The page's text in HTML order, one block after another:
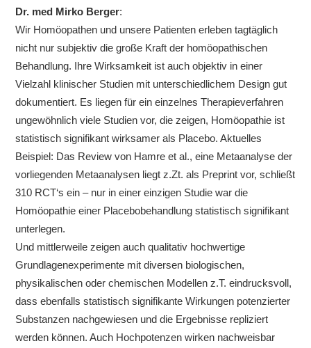
Dr. med Mirko Berger:
Wir Homöopathen und unsere Patienten erleben tagtäglich
nicht nur subjektiv die große Kraft der homöopathischen
Behandlung. Ihre Wirksamkeit ist auch objektiv in einer
Vielzahl klinischer Studien mit unterschiedlichem Design gut
dokumentiert. Es liegen für ein einzelnes Therapieverfahren
ungewöhnlich viele Studien vor, die zeigen, Homöopathie ist
statistisch signifikant wirksamer als Placebo. Aktuelles
Beispiel: Das Review von Hamre et al., eine Metaanalyse der
vorliegenden Metaanalysen liegt z.Zt. als Preprint vor, schließt
310 RCT‘s ein – nur in einer einzigen Studie war die
Homöopathie einer Placebobehandlung statistisch signifikant
unterlegen.
Und mittlerweile zeigen auch qualitativ hochwertige
Grundlagenexperimente mit diversen biologischen,
physikalischen oder chemischen Modellen z.T. eindrucksvoll,
dass ebenfalls statistisch signifikante Wirkungen potenzierter
Substanzen nachgewiesen und die Ergebnisse repliziert
werden können. Auch Hochpotenzen wirken nachweisbar